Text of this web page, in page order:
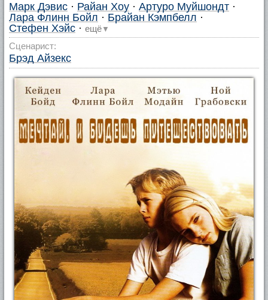
Марк Дэвис · Райан Хоу · Артуро Муйшондт ·
Лара Флинн Бойл · Брайан Кэмпбелл ·
Стефен Хэйс · ещё ▼
Сценарист:
Брэд Айзекс